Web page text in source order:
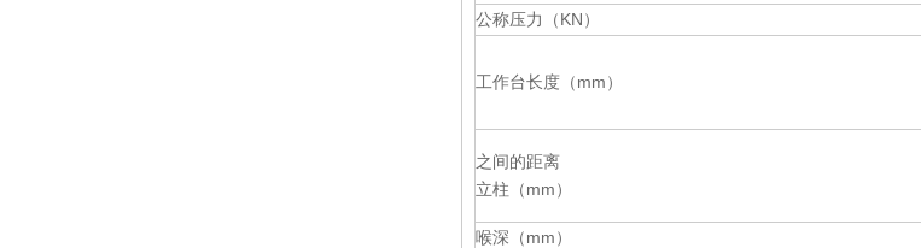
公称压力（KN）
工作台长度（mm）
之间的距离
立柱（mm）
喉深（mm）